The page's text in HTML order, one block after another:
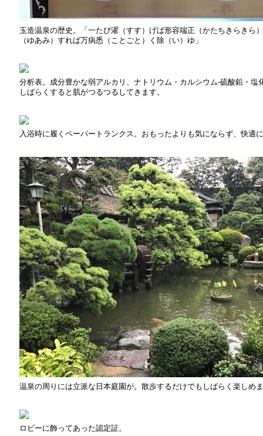
玉造温泉の歴史。「一たび濯（すす）げば形容端正（かたちきらきら
（ゆあみ）すれば万病悉（ことごと）く除（い）ゆ」
分析表。成分豊かな弱アルカリ、ナトリウム・カルシウム-硫酸鉛・塩
しばらくすると肌がつるつるしてきます。
入浴時に履くペーパートランクス。おもったよりも気にならず、快適
温泉の周りには立派な日本庭園が。散歩するだけでもしばらく楽しめ
ロビーに飾ってあった認定証。